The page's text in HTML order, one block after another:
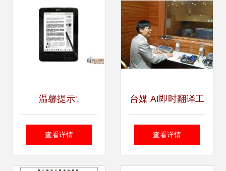
与职责
温馨提示',
查看详情
台媒 AI即时翻译工
具实现突破，向谷
查看详情